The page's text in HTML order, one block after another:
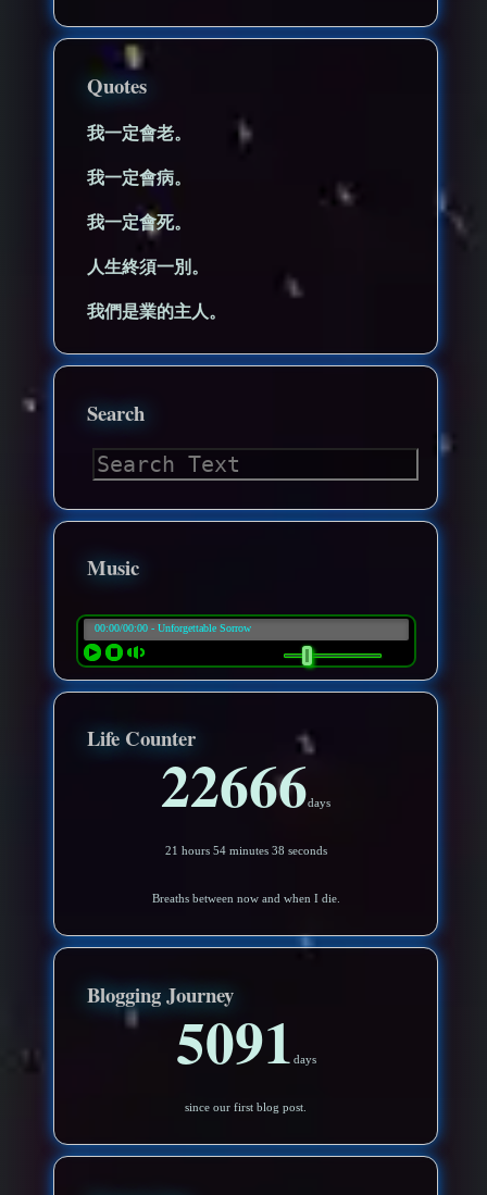
Quotes
我一定會老。
我一定會病。
我一定會死。
人生終須一別。
我們是業的主人。
Search
Music
Life Counter
22666days
21 hours 54 minutes 35 seconds
Breaths between now and when I die.
Blogging Journey
5091 days
since our first blog post.